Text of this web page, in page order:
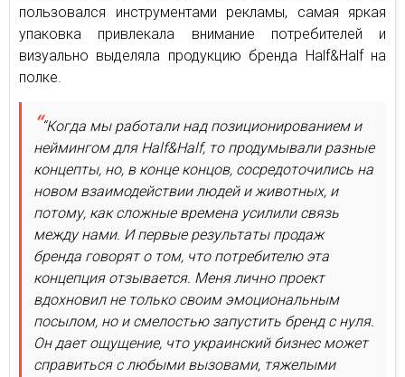
пользовался инструментами рекламы, самая яркая
упаковка привлекала внимание потребителей и
визуально выделяла продукцию бренда Half&Half на
полке.
“Когда мы работали над позиционированием и
неймингом для Half&Half, то продумывали разные
концепты, но, в конце концов, сосредоточились на
новом взаимодействии людей и животных, и
потому, как сложные времена усилили связь
между нами. И первые результаты продаж
бренда говорят о том, что потребителю эта
концепция отзывается. Меня лично проект
вдохновил не только своим эмоциональным
посылом, но и смелостью запустить бренд с нуля.
Он дает ощущение, что украинский бизнес может
справиться с любыми вызовами, тяжелыми